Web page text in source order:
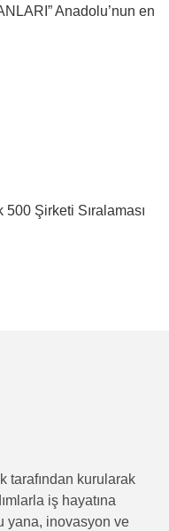
Anadolu’nun en
Şirketi Sıralaması
tarafından kurularak
iş hayatına
yana, inovasyon ve